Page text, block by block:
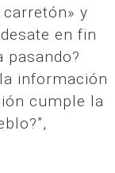
y
en fin
información
cumple la